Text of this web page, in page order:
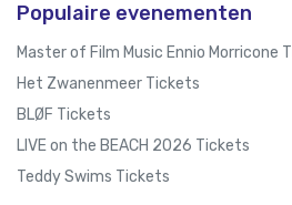
Populaire evenementen
Master of Film Music Ennio Morricone
Het Zwanenmeer Tickets
BLØF Tickets
LIVE on the BEACH 2026 Tickets
Teddy Swims Tickets